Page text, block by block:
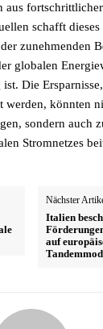
schafft dieses
zunehmenden
globalen
Die
werden, könnten
sondern auch
Stromnetzes
Nächster
Italien
auf